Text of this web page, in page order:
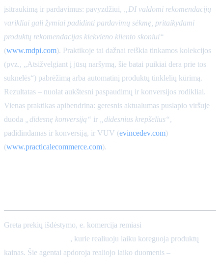
įsitraukimą ir pardavimus: pavyzdžiui,
„DI valdomi rekomendacijų
varikliai gali žymiai padidinti pardavimų sėkmę, pritaikydami
produktų rekomendacijas kiekvieno kliento skoniui“
(www.mdpi.com). Praktikoje tai dažnai reiškia tinkamos kolekcijos
(pvz., „Atsižvelgiant į jūsų naršymą, šie batai puikiai dera prie tos
suknelės“) pabrėžimą arba automatinį produktų tinklelių kūrimą.
Rezultatas – nuolat aukštesni paspaudimų ir konversijos rodikliai.
Vienas praktikas apibendrina: geresnis aktualumas puslapio viršuje
duoda
„didesnę konversiją“ ir „didesnius krepšelius“,
padidindamas ir konversiją, ir VUV (evincedev.com)
(www.practicalecommerce.com).
Greta prekių išdėstymo, e. komercija remiasi
, kurie realiuoju laiku koreguoja produktų
kainas. Šie agentai apdoroja realiojo laiko duomenis –